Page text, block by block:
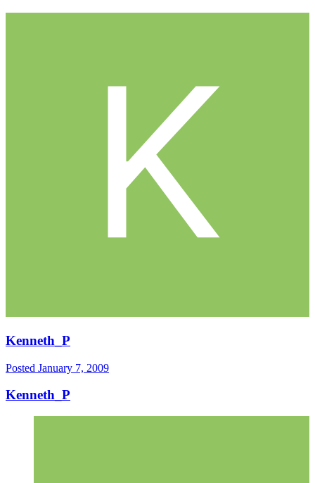
Kenneth_P
Posted January 7, 2009
Kenneth_P